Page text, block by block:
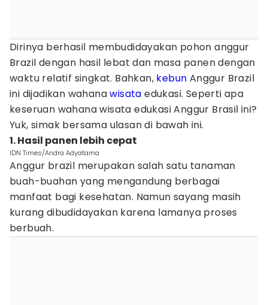
Dirinya berhasil membudidayakan pohon anggur
Brazil dengan hasil lebat dan masa panen dengan
waktu relatif singkat. Bahkan, kebun Anggur Brazil
ini dijadikan wahanawisata edukasi. Seperti apa
keseruan wahana wisata edukasi Anggur Brasil ini?
Yuk, simak bersama ulasan di bawah ini.
1. Hasil panen lebih cepat
IDN Times/Andra Adyatama
Anggur brazil merupakan salah satu tanaman
buah-buahan yang mengandung berbagai
manfaat bagi kesehatan. Namun sayang masih
kurang dibudidayakan karena lamanya proses
berbuah.